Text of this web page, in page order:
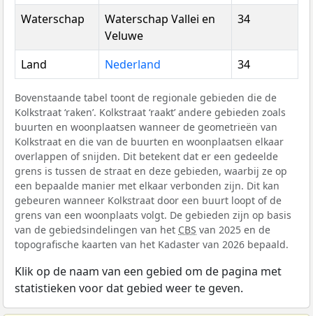
Waterschap
Waterschap Vallei en
Veluwe
34
Land Nederland 34
Bovenstaande tabel toont de regionale gebieden die de
Kolkstraat ‘raken’. Kolkstraat ‘raakt’ andere gebieden zoals
buurten en woonplaatsen wanneer de geometrieën van
Kolkstraat en die van de buurten en woonplaatsen elkaar
overlappen of snijden. Dit betekent dat er een gedeelde
grens is tussen de straat en deze gebieden, waarbij ze op
een bepaalde manier met elkaar verbonden zijn. Dit kan
gebeuren wanneer Kolkstraat door een buurt loopt of de
grens van een woonplaats volgt. De gebieden zijn op basis
van de gebiedsindelingen van het CBS van 2025 en de
topografische kaarten van het Kadaster van 2026 bepaald.
Klik op de naam van een gebied om de pagina met
statistieken voor dat gebied weer te geven.